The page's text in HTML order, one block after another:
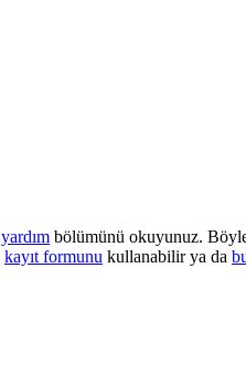
yardım bölümünü okuyunuz.
kayıt formunu kullanabilir ya da